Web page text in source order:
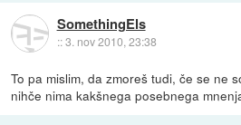
SomethingEls
::3. nov 2010, 23:38
To pa mislim, da zmoreš tudi, če se ne
nihče nima kakšnega posebnega